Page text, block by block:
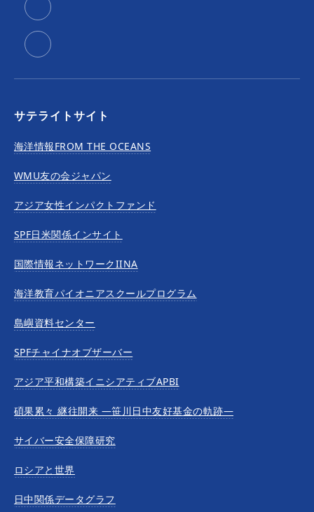
サテライトサイト
海洋情報FROM THE OCEANS
WMU友の会ジャパン
アジア女性インパクトファンド
SPF日米関係インサイト
国際情報ネットワークIINA
海洋教育パイオニアスクールプログラム
島嶼資料センター
SPFチャイナオブザーバー
アジア平和構築イニシアティブAPBI
碩果累々 継往開来 —笹川日中友好基金の軌跡—
サイバー安全保障研究
ロシアと世界
日中関係データグラフ